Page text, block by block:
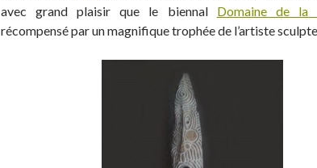
avec grand plaisir que le biennal Domaine de la
récompensé par un magnifique trophée de l’artiste